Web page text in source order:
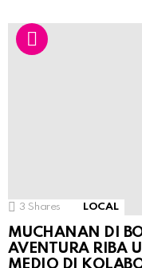
3 Shares LOCAL
MUCHANAN DI
AVENTURA RIBA
MEDIO DI